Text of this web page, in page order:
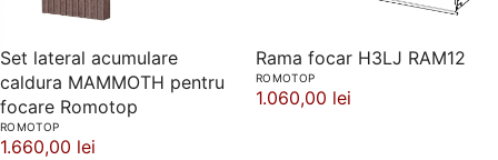
Set lateral acumulare
caldura MAMMOTH pentru
focare Romotop
ROMOTOP
1.660,00 lei
Rama focar H3LJ RAM12
ROMOTOP
1.060,00 lei